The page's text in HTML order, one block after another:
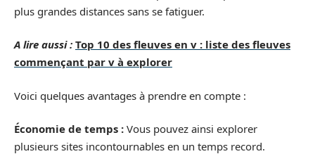
plus grandes distances sans se fatiguer.
A lire aussi : Top 10 des fleuves en v : liste des fleuves
commençant par v à explorer
Voici quelques avantages à prendre en compte :
Économie de temps : Vous pouvez ainsi explorer
plusieurs sites incontournables en un temps record.